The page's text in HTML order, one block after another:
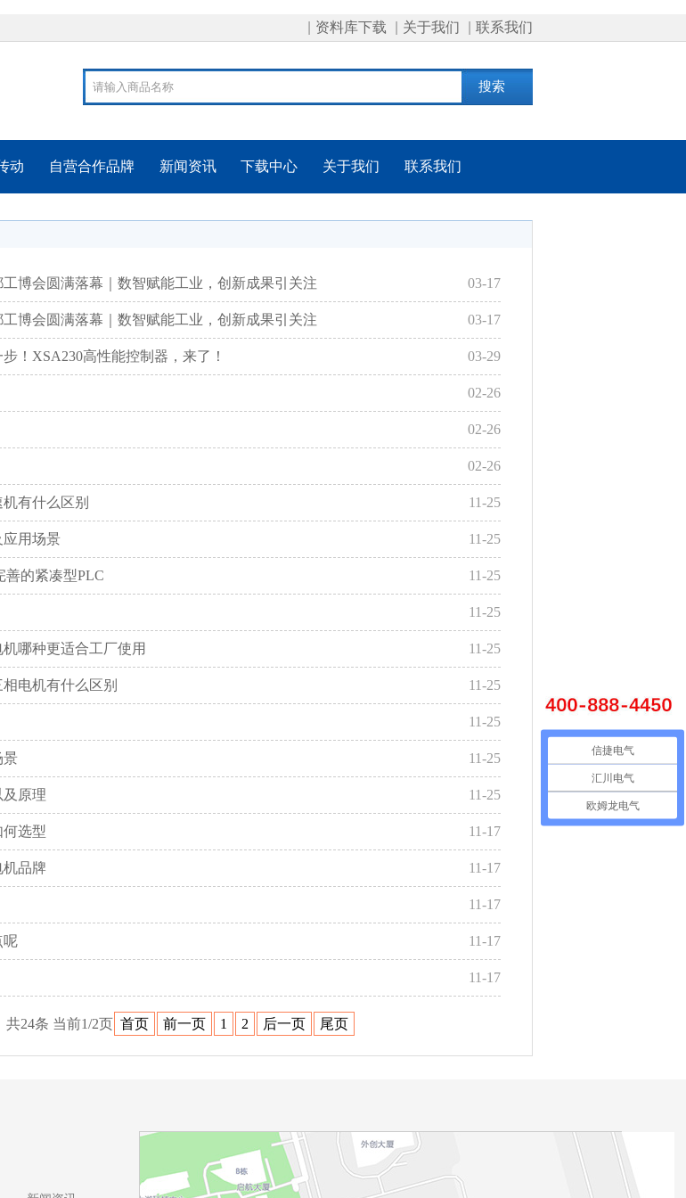
资料库下载 关于我们 联系我们
动 自营合作品牌 新闻资讯 下载中心 关于我们 联系我们
03-17
博会圆满落幕｜数智赋能工业，创新成果引关注
03-17
博会圆满落幕｜数智赋能工业，创新成果引关注
03-29
！XSA230高性能控制器，来了！
02-26
02-26
02-26
11-25
有什么区别
11-25
应用场景
11-25
善的紧凑型PLC
11-25
11-25
哪种更适合工厂使用
11-25
电机有什么区别
11-25
11-25
景
11-25
原理
11-17
选型
11-17
品牌
11-17
11-17
呢
11-17
共24条 当前1/2页 首页 前一页 1 2 后一页 尾页
信捷电气
汇川电气
欧姆龙电气